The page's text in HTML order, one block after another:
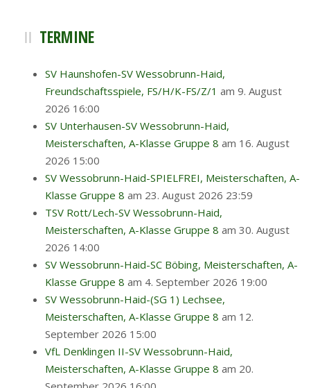
TERMINE
SV Haunshofen-SV Wessobrunn-Haid,
Freundschaftsspiele, FS/H/K-FS/Z/1 am 9. August
2026 16:00
SV Unterhausen-SV Wessobrunn-Haid,
Meisterschaften, A-Klasse Gruppe 8 am 16. August
2026 15:00
SV Wessobrunn-Haid-SPIELFREI, Meisterschaften, A-
Klasse Gruppe 8 am 23. August 2026 23:59
TSV Rott/Lech-SV Wessobrunn-Haid,
Meisterschaften, A-Klasse Gruppe 8 am 30. August
2026 14:00
SV Wessobrunn-Haid-SC Böbing, Meisterschaften, A-
Klasse Gruppe 8 am 4. September 2026 19:00
SV Wessobrunn-Haid-(SG 1) Lechsee,
Meisterschaften, A-Klasse Gruppe 8 am 12.
September 2026 15:00
VfL Denklingen II-SV Wessobrunn-Haid,
Meisterschaften, A-Klasse Gruppe 8 am 20.